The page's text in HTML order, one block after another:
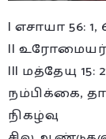
I எசாயா 56: 1,
II உரோமையர்
III மத்தேயு 15:
நம்பிக்கை,
நிகழ்வு